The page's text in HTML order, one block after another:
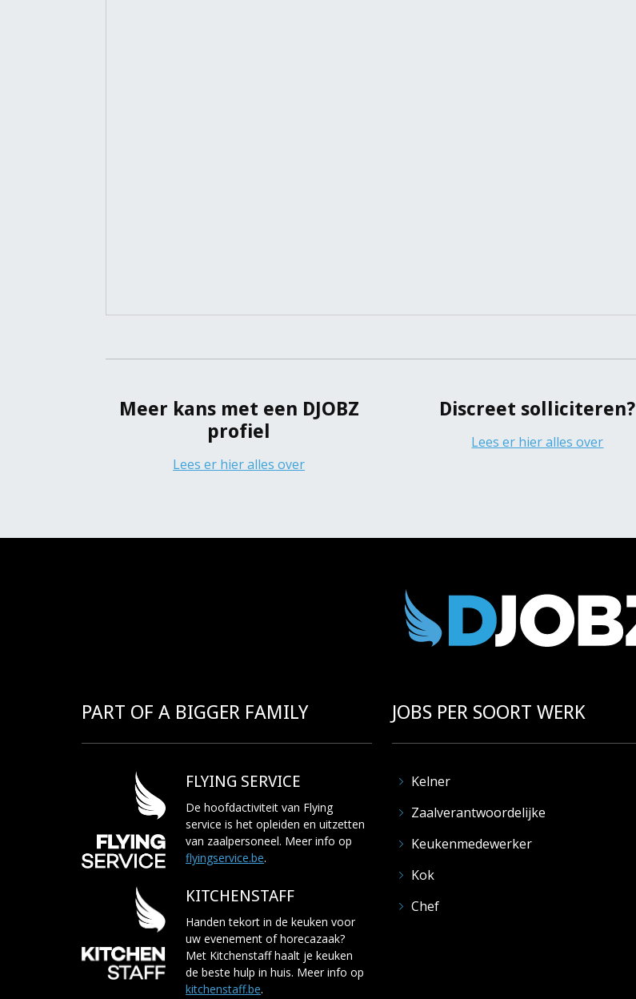
Meer kans met een DJOBZ
profiel
Lees er hier alles over
Discreet solliciteren?
Lees er hier alles over
PART OF A BIGGER FAMILY
FLYING SERVICE
De hoofdactiviteit van Flying
service is het opleiden en uitzetten
van zaalpersoneel. Meer info op
flyingservice.be.
KITCHENSTAFF
Handen tekort in de keuken voor
uw evenement of horecazaak?
Met Kitchenstaff haalt je keuken
de beste hulp in huis. Meer info op
kitchenstaff.be.
JOBS PER SOORT WERK
Kelner
Zaalverantwoordelijke
Keukenmedewerker
Kok
Chef